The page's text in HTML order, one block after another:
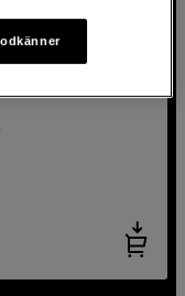
allroundobjektiv